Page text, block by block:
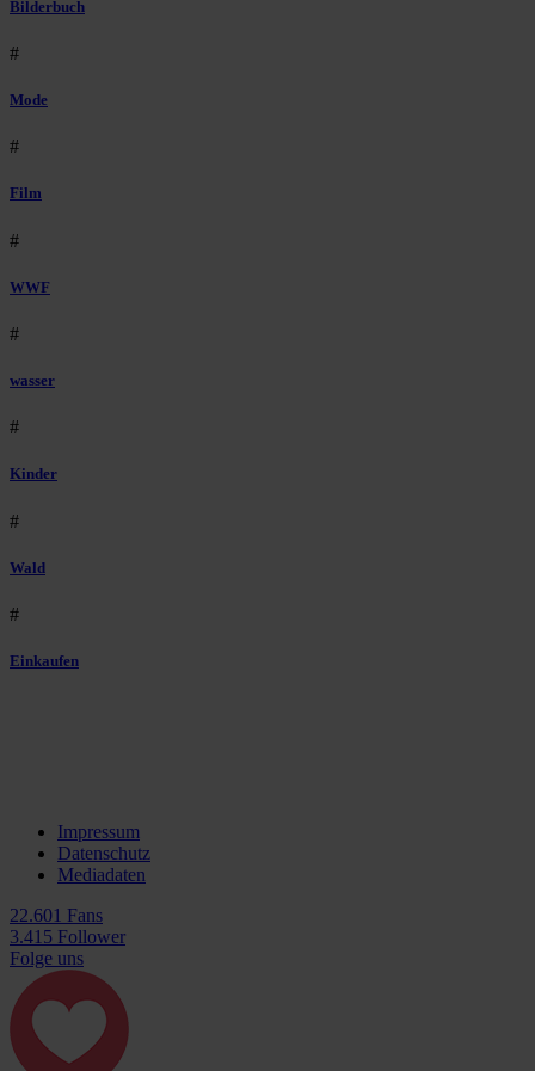
Bilderbuch
#
Mode
#
Film
#
WWF
#
wasser
#
Kinder
#
Wald
#
Einkaufen
Impressum
Datenschutz
Mediadaten
22.601 Fans
3.415 Follower
Folge uns